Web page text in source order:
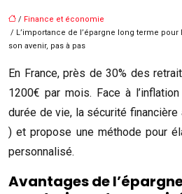
/ Finance et économie
/ L’importance de l’épargne long terme
son avenir, pas à pas
En France, près de 30% des
1200€ par mois. Face à
durée de vie, la sécurité
) et propose une méthode pour
personnalisé.
Avantages de